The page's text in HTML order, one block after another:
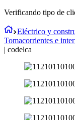
Verificando tipo de
Eléctrico y
Tomacorrientes e
| codelca